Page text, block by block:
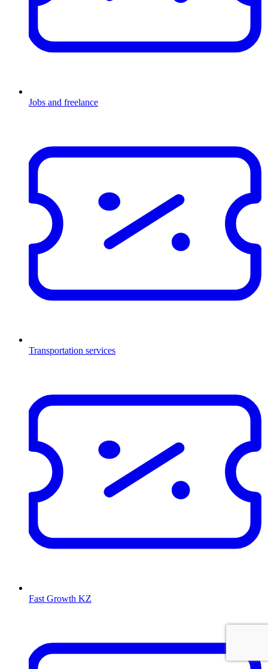
Jobs and freelance
Transportation services
Fast Growth KZ